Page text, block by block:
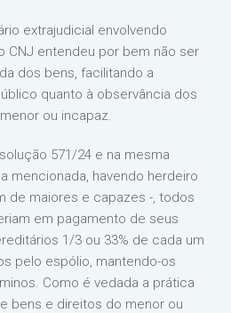
extrajudicial envolvendo
CNJ entendeu por bem não ser
dos bens, facilitando a
quanto à observância dos
ou incapaz.
571/24 e na mesma
mencionada, havendo herdeiro
de maiores e capazes -, todos
em pagamento de seus
1/3 ou 33% de cada um
pelo espólio, mantendo-os
Como é vedada a prática
bens e direitos do menor ou